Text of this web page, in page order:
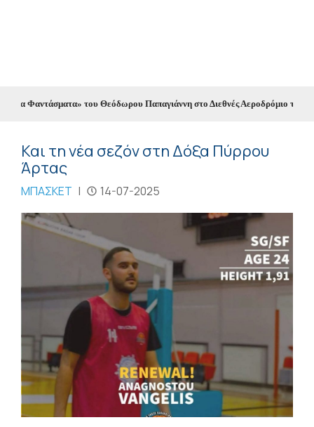
Φαντάσματα» του Θεόδωρου Παπαγιάννη στο Διεθνές Αεροδρόμιο των
Και τη νέα σεζόν στη Δόξα Πύρρου
Άρτας
ΜΠΑΣΚΕΤ | 14-07-2025